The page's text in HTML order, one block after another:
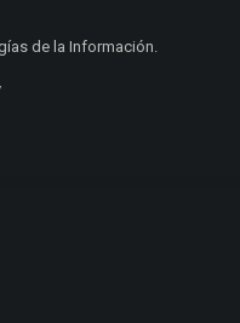
de la Información.